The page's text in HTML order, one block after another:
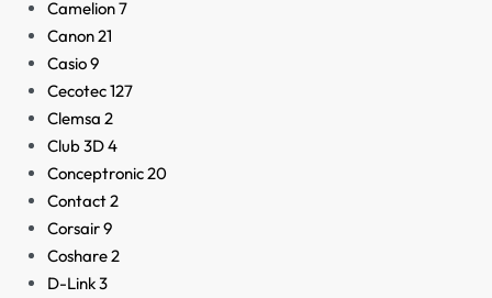
Camelion7
Canon21
Casio9
Cecotec127
Clemsa 2
Club 3D4
Conceptronic20
Contact2
Corsair9
Coshare2
D-Link3